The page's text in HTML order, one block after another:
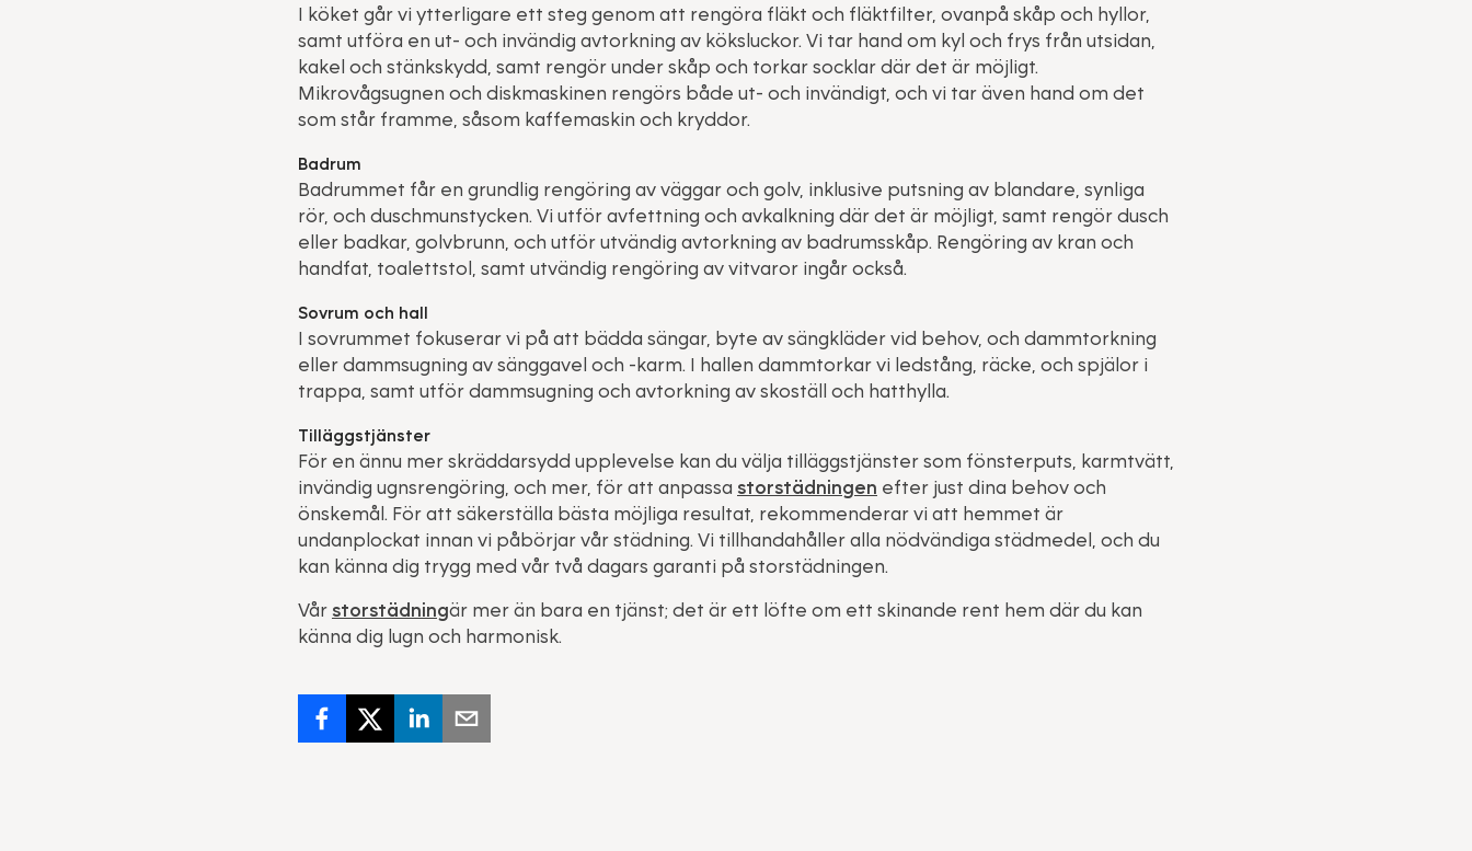
I köket går vi ytterligare ett steg genom att rengöra fläkt och fläktfilter, ovanpå skåp och hyllor,
samt utföra en ut- och invändig avtorkning av köksluckor. Vi tar hand om kyl och frys från utsidan,
kakel och stänkskydd, samt rengör under skåp och torkar socklar där det är möjligt.
Mikrovågsugnen och diskmaskinen rengörs både ut- och invändigt, och vi tar även hand om det
som står framme, såsom kaffemaskin och kryddor.
Badrum
Badrummet får en grundlig rengöring av väggar och golv, inklusive putsning av blandare, synliga
rör, och duschmunstycken. Vi utför avfettning och avkalkning där det är möjligt, samt rengör dusch
eller badkar, golvbrunn, och utför utvändig avtorkning av badrumsskåp. Rengöring av kran och
handfat, toalettstol, samt utvändig rengöring av vitvaror ingår också.
Sovrum och hall
I sovrummet fokuserar vi på att bädda sängar, byte av sängkläder vid behov, och dammtorkning
eller dammsugning av sänggavel och -karm. I hallen dammtorkar vi ledstång, räcke, och spjälor i
trappa, samt utför dammsugning och avtorkning av skoställ och hatthylla.
Tilläggstjänster
För en ännu mer skräddarsydd upplevelse kan du välja tilläggstjänster som fönsterputs, karmtvätt,
invändig ugnsrengöring, och mer, för att anpassa storstädningen efter just dina behov och
önskemål. För att säkerställa bästa möjliga resultat, rekommenderar vi att hemmet är
undanplockat innan vi påbörjar vår städning. Vi tillhandahåller alla nödvändiga städmedel, och du
kan känna dig trygg med vår två dagars garanti på storstädningen.
Vår storstädningär mer än bara en tjänst; det är ett löfte om ett skinande rent hem där du kan
känna dig lugn och harmonisk.